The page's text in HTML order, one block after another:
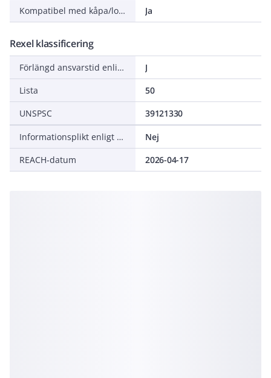
Kompatibel med kåpa/lock från tredje part
Ja
Rexel klassificering
Förlängd ansvarstid enligt ALEM-09
J
Lista
50
UNSPSC
39121330
Informationsplikt enligt REACH
Nej
REACH-datum
2026-04-17